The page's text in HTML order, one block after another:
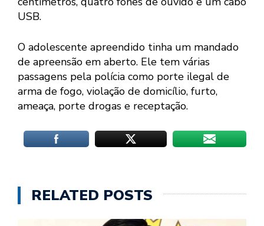
USB.
O adolescente apreendido tinha um mandado
de apreensão em aberto. Ele tem várias
passagens pela polícia como porte ilegal de
arma de fogo, violação de domicílio, furto,
ameaça, porte drogas e receptação.
RELATED POSTS